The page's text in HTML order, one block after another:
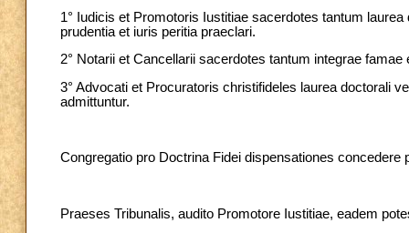
1° Iudicis et Promotoris Iustitiae sacerdotes tantum
prudentia et iuris peritia praeclari.
2° Notarii et Cancellarii sacerdotes tantum integrae
3° Advocati et Procuratoris christifideles laurea doctorali
admittuntur.
Congregatio pro Doctrina Fidei dispensationes
Praeses Tribunalis, audito Promotore Iustitiae, eadem